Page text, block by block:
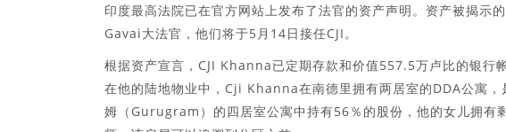
印度最高法院已在官方网站上发布了法官的资产声明。资产被揭
Gavai大法官，他们将于5月14日接任CJI。
根据资产宣言，CJI Khanna已定期存款和价值557.5万卢比的银行
在他的陆地物业中，Cji Khanna在南德里拥有两居室的DDA公寓
姆（Gurugram）的四居室公寓中持有56％的股份，他的女儿拥有